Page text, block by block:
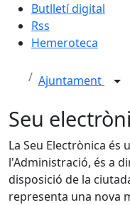
Butlletí digital
Rss
Hemeroteca
Ajuntament
Seu
La Seu Electrònica és
l'Administració, és a
disposició de la
representa una nova